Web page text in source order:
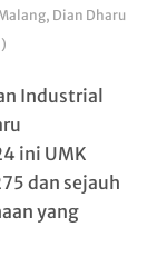
Dian Dharu
Industrial
ini UMK
dan sejauh
yang